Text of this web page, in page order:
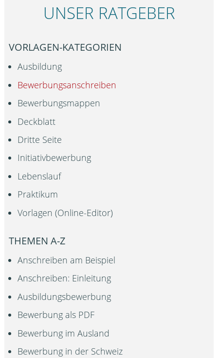
UNSER RATGEBER
VORLAGEN-KATEGORIEN
Ausbildung
Bewerbungsanschreiben
Bewerbungsmappen
Deckblatt
Dritte Seite
Initiativbewerbung
Lebenslauf
Praktikum
Vorlagen (Online-Editor)
THEMEN A-Z
Anschreiben am Beispiel
Anschreiben: Einleitung
Ausbildungsbewerbung
Bewerbung als PDF
Bewerbung im Ausland
Bewerbung in der Schweiz